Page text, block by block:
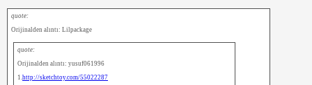
quote:
Orijinalden alıntı: Lilpackage
quote:
Orijinalden alıntı: yusuf061996
1.http://sketchtoy.com/55022287